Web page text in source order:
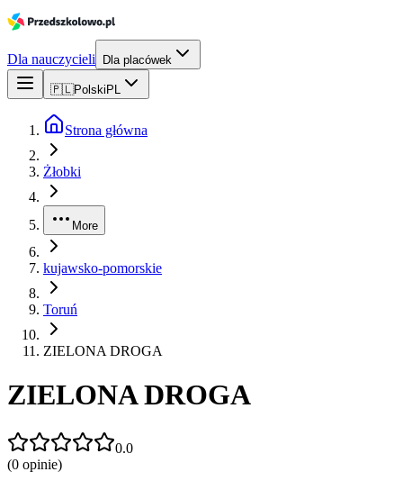
Dla nauczycieli Dla placówek
🇵🇱Polski PL
Strona główna
Żłobki
More
kujawsko-pomorskie
Toruń
ZIELONA DROGA
ZIELONA DROGA
0.0
(0 opinie)